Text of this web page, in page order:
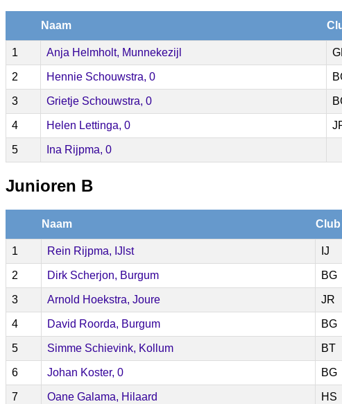
Naam
1 Anja Helmholt, Munnekezijl
2 Hennie Schouwstra, 0
3 Grietje Schouwstra, 0
4 Helen Lettinga, 0
5 Ina Rijpma, 0
Junioren B
Naam Club
1 Rein Rijpma, IJlst IJ
2 Dirk Scherjon, Burgum BG
3 Arnold Hoekstra, Joure JR
4 David Roorda, Burgum BG
5 Simme Schievink, Kollum BT
6 Johan Koster, 0 BG
7 Oane Galama, Hilaard HS